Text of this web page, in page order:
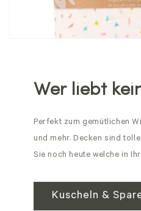
Wer liebt
Perfekt zum gemütlichen
und mehr. Decken sind
Sie noch heute welche in
Kuscheln &